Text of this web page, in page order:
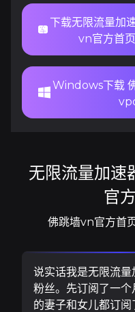
下载无限流量加
vn官方首
Windows下载
无限流量加速
官
佛跳墙vn官方首
说实话我是无限流量
粉丝。先订阅了一
的妻子和女儿都订阅